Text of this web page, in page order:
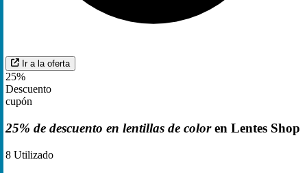
Ir a la oferta
25%
Descuento
cupón
25% de descuento en lentillas de coloren Lentes Shop
8 Utilizado